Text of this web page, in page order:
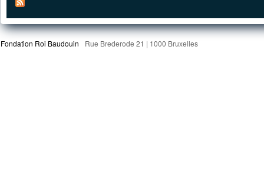
Fondation Roi Baudouin Rue Brederode 21 | 1000 Bruxelles